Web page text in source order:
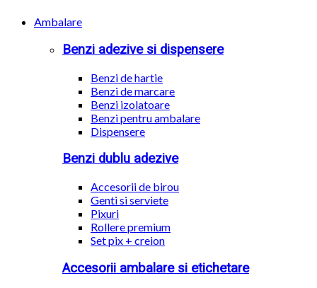
Ambalare
Benzi adezive si dispensere
Benzi de hartie
Benzi de marcare
Benzi izolatoare
Benzi pentru ambalare
Dispensere
Benzi dublu adezive
Accesorii de birou
Genti si serviete
Pixuri
Rollere premium
Set pix + creion
Accesorii ambalare si etichetare